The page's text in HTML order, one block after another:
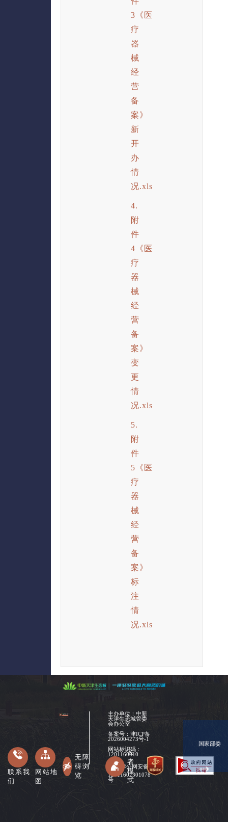
3《医
疗
器
械
经
营
备
案》
新
开
办
情
况.xls
4.
附
件
4《医
疗
器
械
经
营
备
案》
变
更
情
况.xls
5.
附
件
5《医
疗
器
械
经
营
备
案》
标
注
情
况.xls
主办单位：中新
天津生态城管委
会办公室
备案号： 津ICP备
2026004273号-1
网站标识码：
1201160010
津公网安备
12011602301078
号
联系我
们
网站地
图
无障
碍浏
览
长
者
模
式
国家部委